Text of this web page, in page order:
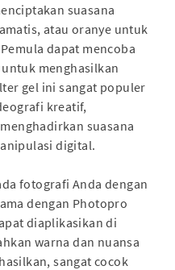
suasana
atau oranye untuk
dapat mencoba
menghasilkan
gel ini sangat populer
kreatif,
suasana
digital.
fotografi Anda dengan
dengan Photopro
diaplikasikan di
warna dan nuansa
sangat cocok